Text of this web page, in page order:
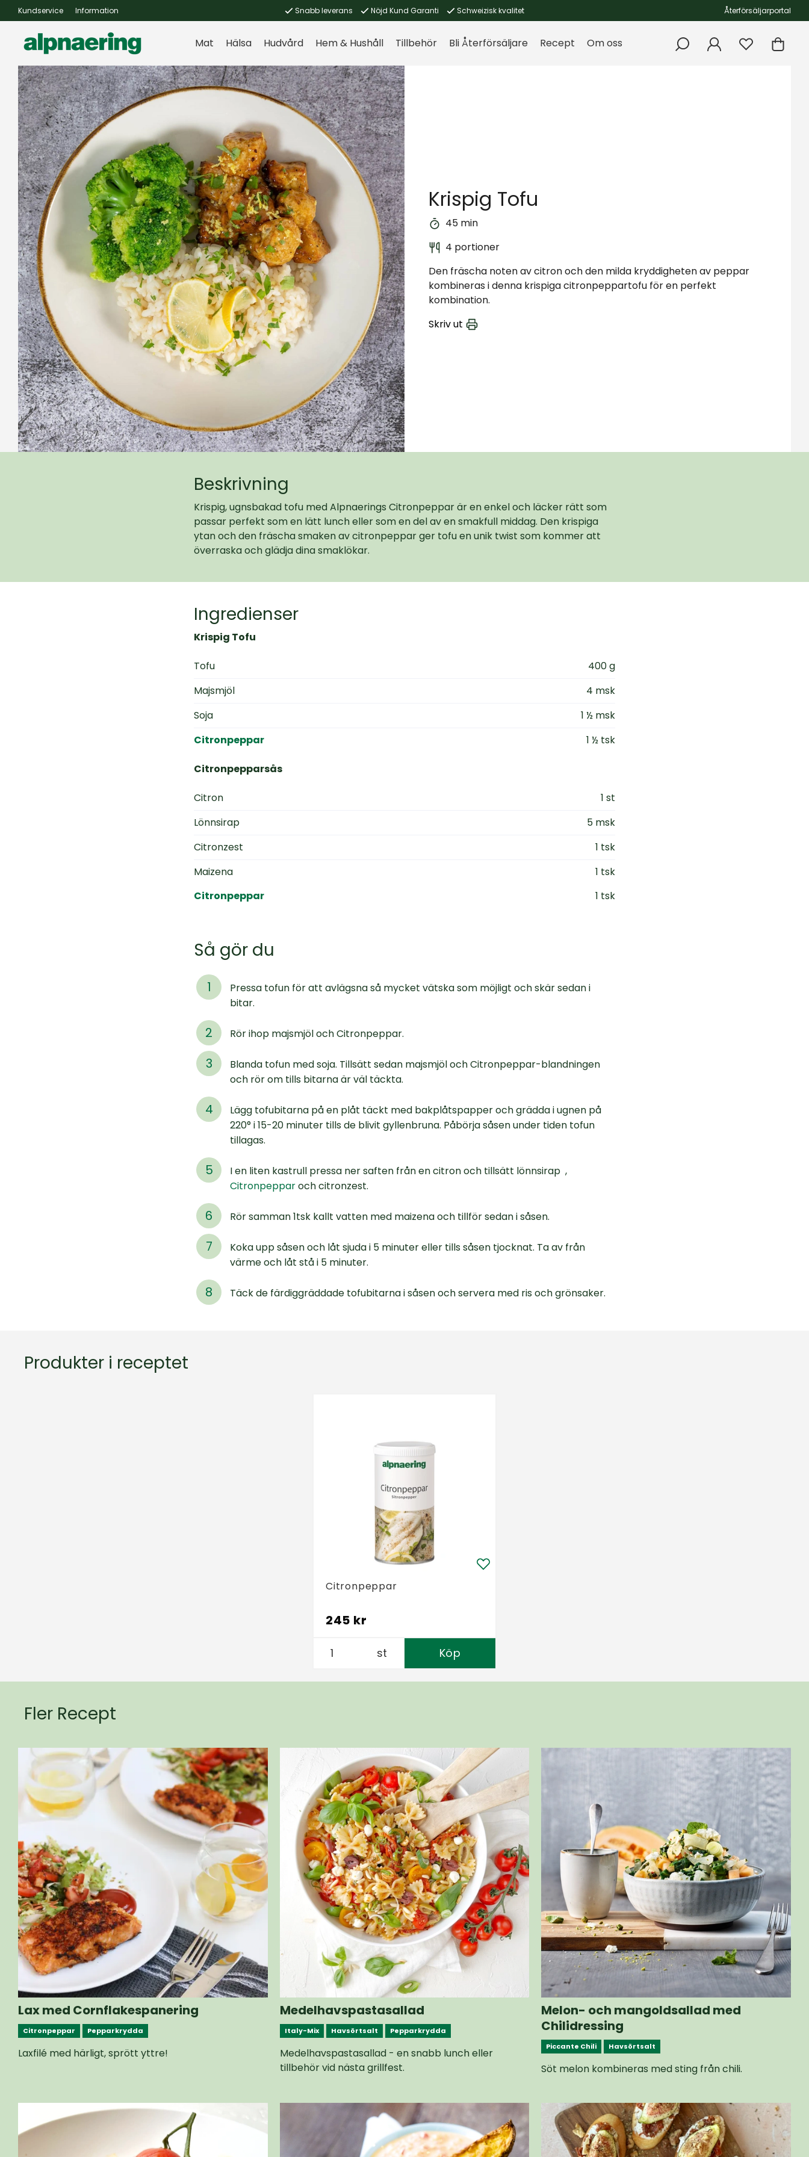
Kundservice Information Snabb leverans Nöjd Kund Garanti Schweizisk kvalitet Återförsäljarportal
Mat Hälsa Hudvård Hem & Hushåll Tillbehör Bli Återförsäljare Recept Om oss
Krispig Tofu
45 min
4 portioner
Den fräscha noten av citron och den milda kryddigheten av peppar
kombineras i denna krispiga citronpeppartofu för en perfekt
kombination.
Skriv ut
Beskrivning
Krispig, ugnsbakad tofu med Alpnaerings Citronpeppar är en enkel och läcker rätt som
passar perfekt som en lätt lunch eller som en del av en smakfull middag. Den krispiga
ytan och den fräscha smaken av citronpeppar ger tofu en unik twist som kommer att
överraska och glädja dina smaklökar.
Ingredienser
Krispig Tofu
Tofu
400 g
Majsmjöl
4 msk
Soja
1 ½ msk
Citronpeppar
1 ½ tsk
Citronpepparsås
Citron
1 st
Lönnsirap
5 msk
Citronzest
1 tsk
Maizena
1 tsk
Citronpeppar
1 tsk
Så gör du
Pressa tofun för att avlägsna så mycket vätska som möjligt och skär sedan i
bitar.
Rör ihop majsmjöl och Citronpeppar.
Blanda tofun med soja. Tillsätt sedan majsmjöl och Citronpeppar-blandningen
och rör om tills bitarna är väl täckta.
Lägg tofubitarna på en plåt täckt med bakplåtspapper och grädda i ugnen på
220° i 15-20 minuter tills de blivit gyllenbruna. Påbörja såsen under tiden tofun
tillagas.
I en liten kastrull pressa ner saften från en citron och tillsätt lönnsirap ,
Citronpepparoch citronzest.
Rör samman 1tsk kallt vatten med maizena och tillför sedan i såsen.
Koka upp såsen och låt sjuda i 5 minuter eller tills såsen tjocknat. Ta av från
värme och låt stå i 5 minuter.
Täck de färdiggräddade tofubitarna i såsen och servera med ris och grönsaker.
Produkter i receptet
Citronpeppar
245 kr
st Köp
Fler Recept
Lax med Cornflakespanering
Citronpeppar Pepparkrydda
Laxfilé med härligt, sprött yttre!
Medelhavspastasallad
Italy-Mix Havsörtsalt Pepparkrydda
Medelhavspastasallad - en snabb lunch eller
tillbehör vid nästa grillfest.
Melon- och mangoldsallad med
Chilidressing
Piccante Chili Havsörtsalt
Söt melon kombineras med sting från chili.